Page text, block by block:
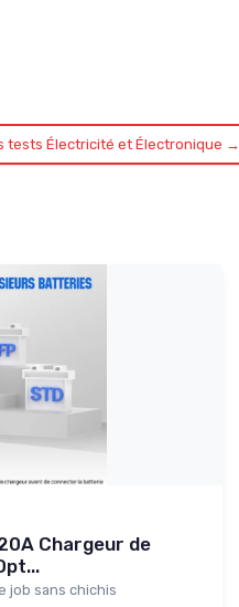
tests Électricité et Électronique →
Chargeur de
job sans chichis